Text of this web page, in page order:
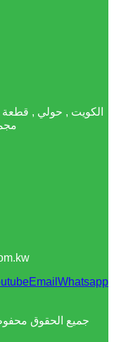
Email Whatsapp
جميع الحقوق